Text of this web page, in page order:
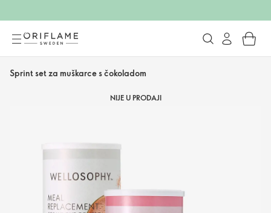
Sprint set za muškarce s čokoladom
NIJE U PRODAJI